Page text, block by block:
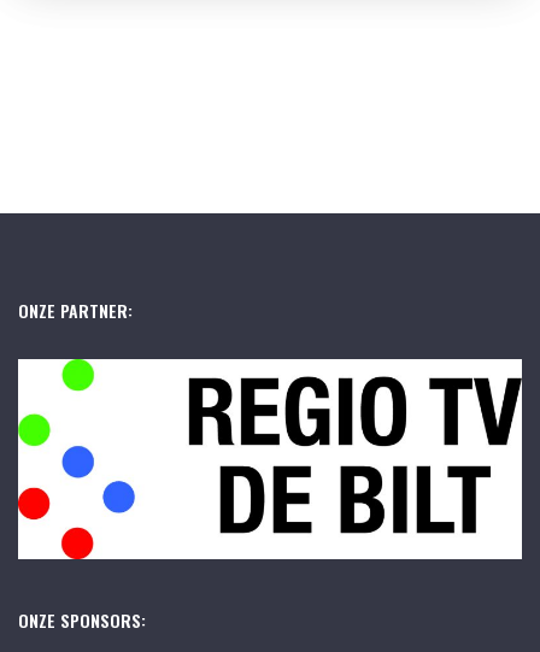
ONZE PARTNER:
ONZE SPONSORS: